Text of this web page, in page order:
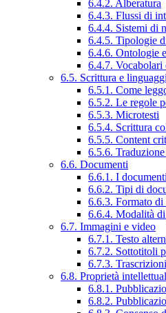
6.4.2. Alberatura
6.4.3. Flussi di
6.4.4. Sistemi di
6.4.5. Tipologie
6.4.6. Ontologie
6.4.7. Vocabolari
6.5. Scrittura e
6.5.1. Come
6.5.2. Le regole
6.5.3. Microtesti
6.5.4. Scrittura
6.5.5. Content
6.5.6.
6.6. Documenti
6.6.1. I
6.6.2. Tipi di
6.6.3. Formato
6.6.4. Modalità
6.7. Immagini e video
6.7.1. Testo
6.7.2. Sottotitoli
6.7.3.
6.8. Proprietà
6.8.1.
6.8.2.